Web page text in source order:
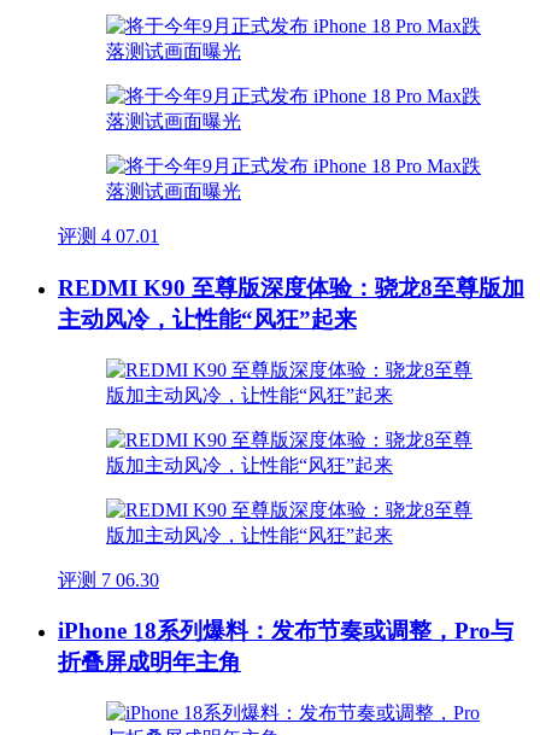
评测 4 07.01
REDMI K90 至尊版深度体验：骁龙8至尊版加
主动风冷，让性能“风狂”起来
评测 7 06.30
iPhone 18系列爆料：发布节奏或调整，Pro与
折叠屏成明年主角